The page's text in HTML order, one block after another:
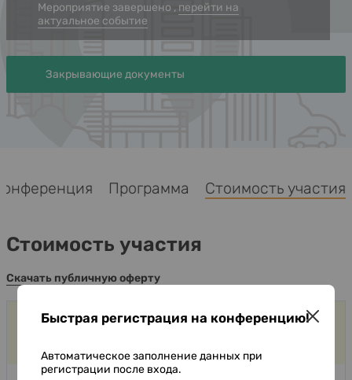
Мероприятие завершено , перейти на
актуальное событие
Закрывающие документы
Программа Стоимость участия
Стоимость участия
Скачать публичную оферту
Стандартное участие
Быстрая регистрация на конференцию!
Автоматическое заполнение данных при
регистрации после входа.